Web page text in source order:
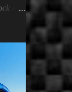
car
de
sur